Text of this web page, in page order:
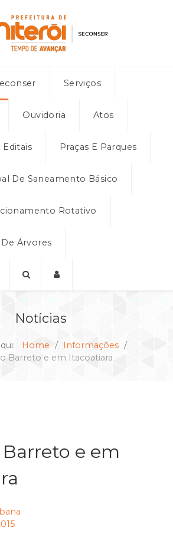
Serviços
Ouvidoria Atos
Editais Praças E Parques
De Saneamento Básico
Rotativo
Árvores
Notícias
Home
Informações
Barreto e em Itacoatiara
e em